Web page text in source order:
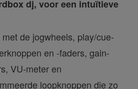
dj, voor een intuïtieve
de jogwheels, play/cue-
en -faders, gain-
VU-meter en
loopknoppen die zo